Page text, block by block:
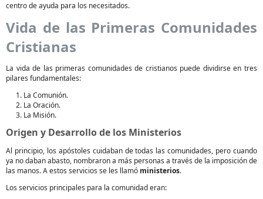
centro de ayuda para los necesitados.
Vida de las Primeras Comunidades
Cristianas
La vida de las primeras comunidades de cristianos puede dividirse en tres
pilares fundamentales:
La Comunión.
La Oración.
La Misión.
Origen y Desarrollo de los Ministerios
Al principio, los apóstoles cuidaban de todas las comunidades, pero cuando
ya no daban abasto, nombraron a más personas a través de la imposición de
las manos. A estos servicios se les llamó ministerios.
Los servicios principales para la comunidad eran: